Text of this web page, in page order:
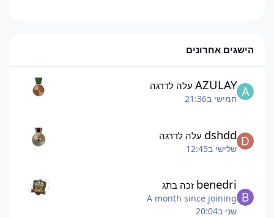
הישגים אחרונים
AZULAY עלה לדרגה
חמישי ב21:36
dshdd עלה לדרגה
שלישי ב12:45
benedri זכה בתג
A month since joining
שני ב20:04